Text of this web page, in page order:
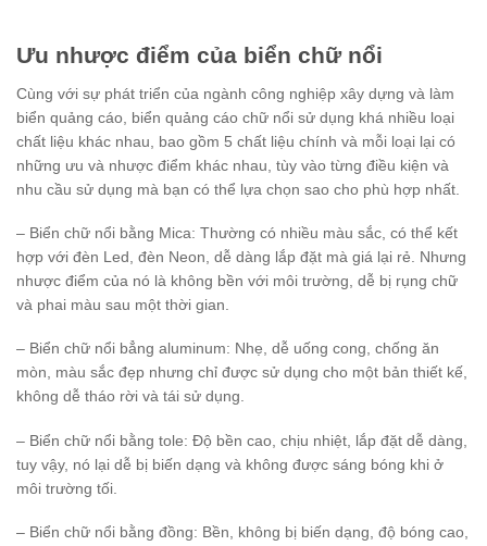
Ưu nhược điểm của biển chữ nổi
Cùng với sự phát triển của ngành công nghiệp xây dựng và làm
biển quảng cáo, biển quảng cáo chữ nổi sử dụng khá nhiều loại
chất liệu khác nhau, bao gồm 5 chất liệu chính và mỗi loại lại có
những ưu và nhược điểm khác nhau, tùy vào từng điều kiện và
nhu cầu sử dụng mà bạn có thể lựa chọn sao cho phù hợp nhất.
– Biển chữ nổi bằng Mica: Thường có nhiều màu sắc, có thể kết
hợp với đèn Led, đèn Neon, dễ dàng lắp đặt mà giá lại rẻ. Nhưng
nhược điểm của nó là không bền với môi trường, dễ bị rụng chữ
và phai màu sau một thời gian.
– Biển chữ nổi bẳng aluminum: Nhẹ, dễ uống cong, chống ăn
mòn, màu sắc đẹp nhưng chỉ được sử dụng cho một bản thiết kế,
không dễ tháo rời và tái sử dụng.
– Biển chữ nổi bằng tole: Độ bền cao, chịu nhiệt, lắp đặt dễ dàng,
tuy vậy, nó lại dễ bị biến dạng và không được sáng bóng khi ở
môi trường tối.
– Biển chữ nổi bằng đồng: Bền, không bị biến dạng, độ bóng cao,